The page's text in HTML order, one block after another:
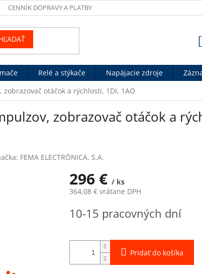
CENNÍK DOPRAVY A PLATBY
Relé a stýkače Napájacie zdroje
otáčok a rýchlosti, 1DI, 1AO
zobrazovač otáčok a
FEMA ELECTRÓNICA, S.A.
296 € / ks
364,08 € vrátane DPH
cena:
10-15 pracovných dní
Pridať do košíka